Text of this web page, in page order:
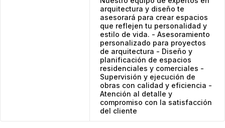
arquitectura y diseño te
asesorará para crear espacios
que reflejen tu personalidad y
estilo de vida. - Asesoramiento
personalizado para proyectos
de arquitectura - Diseño y
planificación de espacios
residenciales y comerciales -
Supervisión y ejecución de
obras con calidad y eficiencia -
Atención al detalle y
compromiso con la satisfacción
del cliente